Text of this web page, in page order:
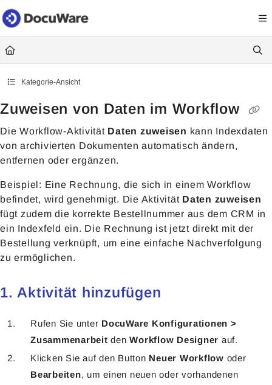
Documentation Index
Fetch the complete documentation index at: https://
Use this file to discover all available pages before exploring further.
Kategorie-Ansicht
Zuweisen von Daten im Workflow
Die Workflow-Aktivität Daten zuweisen kann Indexdaten
von archivierten Dokumenten automatisch ändern,
entfernen oder ergänzen.
Beispiel: Eine Rechnung, die sich in einem Workflow
befindet, wird genehmigt. Die Aktivität Daten zuweisen
fügt zudem die korrekte Bestellnummer aus dem CRM in
ein Indexfeld ein. Die Rechnung ist jetzt direkt mit der
Bestellung verknüpft, um eine einfache Nachverfolgung
zu ermöglichen.
1. Aktivität hinzufügen
Rufen Sie unter DocuWare Konfigurationen >
Zusammenarbeitden Workflow Designer auf.
Klicken Sie auf den Button Neuer Workflow oder
Bearbeiten, um einen neuen oder vorhandenen